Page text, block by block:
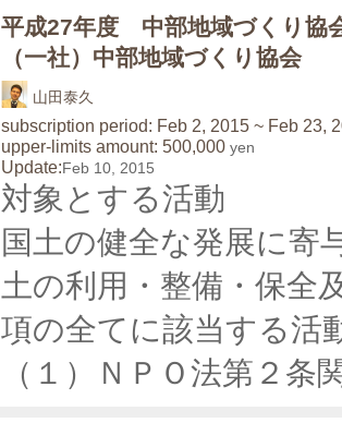
平成27年度 中部地域づくり協
（一社）中部地域づくり協会
山田泰久
subscription period: Feb 2, 2015 ~ Feb 23,
upper-limits amount: 500,000 yen
Update:Feb 10, 2015
対象とする活動
国土の健全な発展に寄
土の利用・整備・保全
項の全てに該当する活
（１）ＮＰＯ法第２条